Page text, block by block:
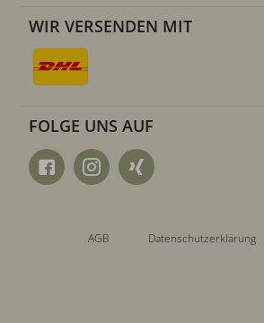
WIR VERSENDEN MIT
FOLGE UNS AUF
AGB Datenschutzerklärung